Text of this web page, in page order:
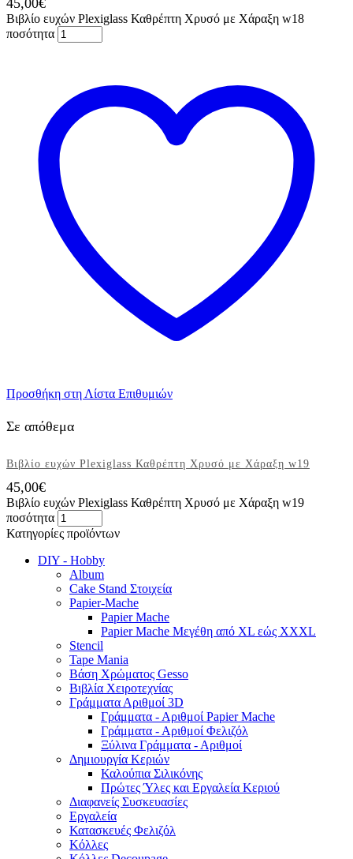
Βιβλίο ευχών Plexiglass Καθρέπτη Χρυσό με Χάραξη w18
ποσότητα
Προσθήκη στη Λίστα Επιθυμιών
Σε απόθεμα
Βιβλίο ευχών Plexiglass Καθρέπτη Χρυσό με Χάραξη w19
45,00€
Βιβλίο ευχών Plexiglass Καθρέπτη Χρυσό με Χάραξη w19
ποσότητα
Κατηγορίες προϊόντων
DIY - Hobby
Album
Cake Stand Στοιχεία
Papier-Mache
Papier Mache
Papier Mache Μεγέθη από XL εώς XXXL
Stencil
Tape Mania
Βάση Χρώματος Gesso
Βιβλία Χειροτεχνίας
Γράμματα Αριθμοί 3D
Γράμματα - Αριθμοί Papier Mache
Γράμματα - Αριθμοί Φελιζόλ
Ξύλινα Γράμματα - Αριθμοί
Δημιουργία Κεριών
Καλούπια Σιλικόνης
Πρώτες Ύλες και Εργαλεία Κεριού
Διαφανείς Συσκευασίες
Εργαλεία
Κατασκευές Φελιζόλ
Κόλλες